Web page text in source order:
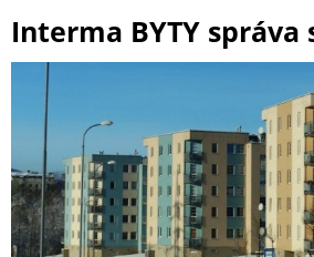
Interma BYTY správa